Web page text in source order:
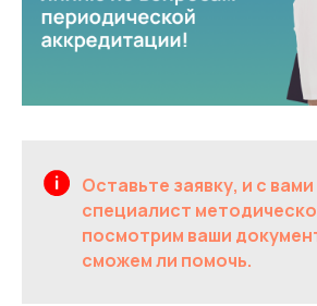
Оставьте заявку, и с
специалист
посмотрим ваши
сможем ли помочь.